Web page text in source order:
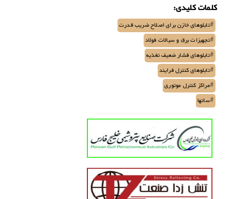
کلمات کلیدی:
#تابلوهای خازن برای اصلاح ضریب قدرت
#تجهیزات برق و سیالات فولاد
#تابلوهای فشار ضعیف تغذیه
#تابلوهای کنترل فرایند
#مراکز کنترل موتوری
#ساتها